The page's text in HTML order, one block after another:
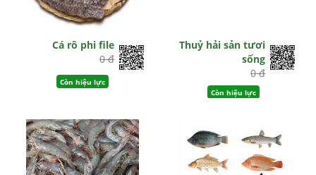
Cá rô phi file
0 đ
Còn hiệu lực
Thuỷ hải sản tươi
sống
0 đ
Còn hiệu lực